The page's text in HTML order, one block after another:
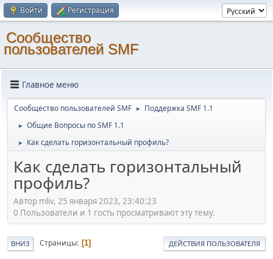
Войти Регистрация
Cообщество
пользователей SMF
Главное меню
Cообщество пользователей SMF ► Поддержка SMF 1.1
► Общие Вопросы по SMF 1.1
► Как сделать горизонтальный профиль?
Как сделать горизонтальный
профиль?
Автор mliv, 25 января 2023, 23:40:23
0 Пользователи и 1 гость просматривают эту тему.
ВНИЗ Страницы 1 ДЕЙСТВИЯ ПОЛЬЗОВАТЕЛЯ